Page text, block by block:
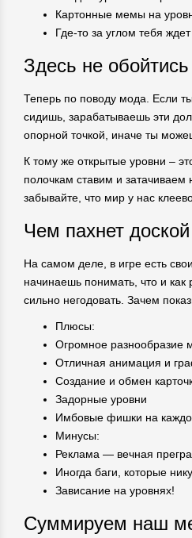
Картонные мемы на
Где-то за углом тебя
Здесь не
Теперь по поводу мода. Если
сидишь, зарабатываешь эти
опорной точкой, иначе ты
К тому же открытые уровни –
полочкам ставим и
забывайте, что мир у нас
Чем пахнет
На самом деле, в игре есть
начинаешь понимать, что и
сильно негодовать. Зачем
Плюсы:
Огромное разнообразие
Отличная анимация и
Создание и обмен
Задорные уровни
Имбовые фишки на
Минусы:
Реклама — вечная
Иногда баги, которые
Зависание на уровнях!
Суммируем наш